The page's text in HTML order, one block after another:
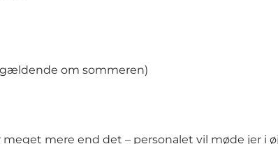
om sommeren)
meget mere end det – personalet vil møde jer